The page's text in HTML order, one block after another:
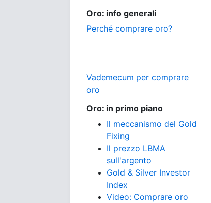
Oro: info generali
Perché comprare oro?
Vademecum per comprare
oro
Oro: in primo piano
Il meccanismo del Gold
Fixing
Il prezzo LBMA
sull'argento
Gold & Silver Investor
Index
Video: Comprare oro